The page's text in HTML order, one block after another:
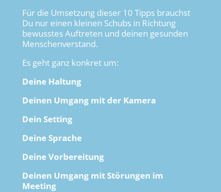
Für die Umsetzung dieser 10 Tipps brauchst
Du nur einen kleinen Schubs in Richtung
bewusstes Auftreten und deinen gesunden
Menschenverstand.
Es geht ganz konkret um:
Deine Haltung
Deinen Umgang mit der Kamera
Dein Setting
Deine Sprache
Deine Vorbereitung
Deinen Umgang mit Störungen im
Meeting